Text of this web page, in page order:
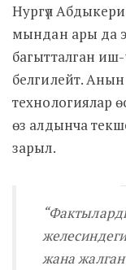
Нургүл
мындан ары да
багытталган иш-
белгилейт.
технологиялар
өз алдынча
зарыл.
жана